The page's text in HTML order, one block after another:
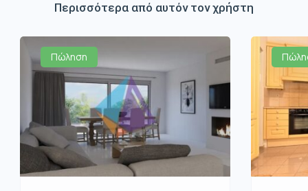
Περισσότερα από αυτόν τον χρήστη
Πώληση